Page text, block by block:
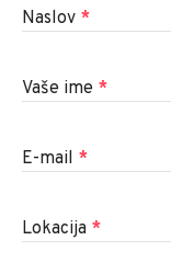
Naslov *
Vaše ime *
E-mail *
Lokacija *